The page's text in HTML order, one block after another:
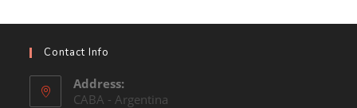
Contact Info
Address:
CABA - Argentina